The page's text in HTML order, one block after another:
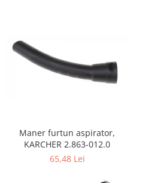
Maner furtun aspirator,
KARCHER 2.863-012.0
65,48 Lei